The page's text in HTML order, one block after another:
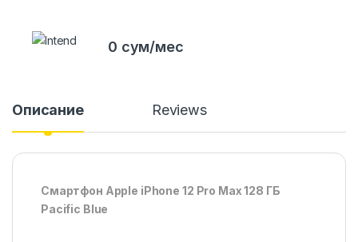
0 сум/мес
Описание Reviews
Смартфон Apple iPhone 12 Pro Max 128 ГБ
Pacific Blue